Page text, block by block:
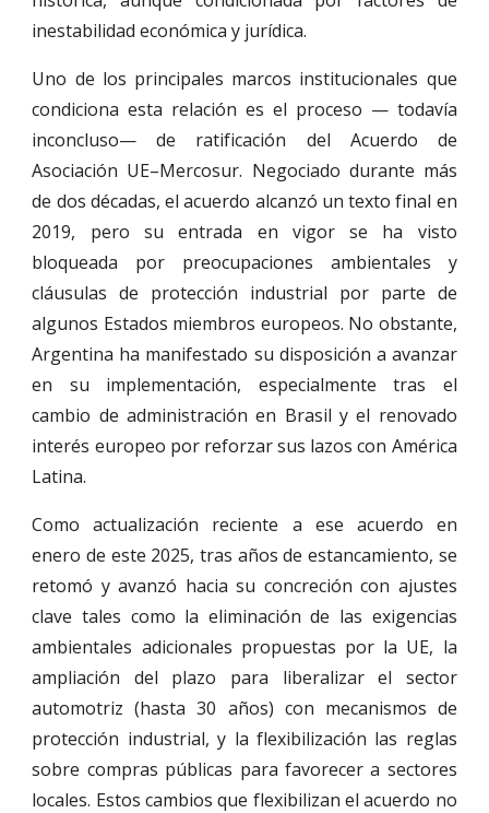
inestabilidad económica y jurídica.
Uno de los principales marcos institucionales que
condiciona esta relación es el proceso — todavía
inconcluso— de ratificación del Acuerdo de
Asociación UE–Mercosur. Negociado durante más
de dos décadas, el acuerdo alcanzó un texto final en
2019, pero su entrada en vigor se ha visto
bloqueada por preocupaciones ambientales y
cláusulas de protección industrial por parte de
algunos Estados miembros europeos. No obstante,
Argentina ha manifestado su disposición a avanzar
en su implementación, especialmente tras el
cambio de administración en Brasil y el renovado
interés europeo por reforzar sus lazos con América
Latina.
Como actualización reciente a ese acuerdo en
enero de este 2025, tras años de estancamiento, se
retomó y avanzó hacia su concreción con ajustes
clave tales como la eliminación de las exigencias
ambientales adicionales propuestas por la UE, la
ampliación del plazo para liberalizar el sector
automotriz (hasta 30 años) con mecanismos de
protección industrial, y la flexibilización las reglas
sobre compras públicas para favorecer a sectores
locales. Estos cambios que flexibilizan el acuerdo no